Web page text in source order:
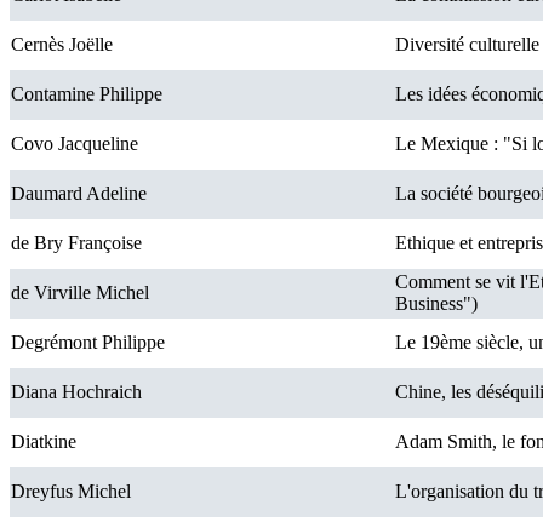
Cernès Joëlle Diversité culturelle
Contamine Philippe Les idées
Covo Jacqueline Le Mexique : "Si
Daumard Adeline La société
de Bry Françoise Ethique et
de Virville Michel
Comment se vit
Business")
Degrémont Philippe
Le 19ème siècle,
Diana Hochraich Chine, les
Diatkine Adam Smith, le
Dreyfus Michel L'organisation du